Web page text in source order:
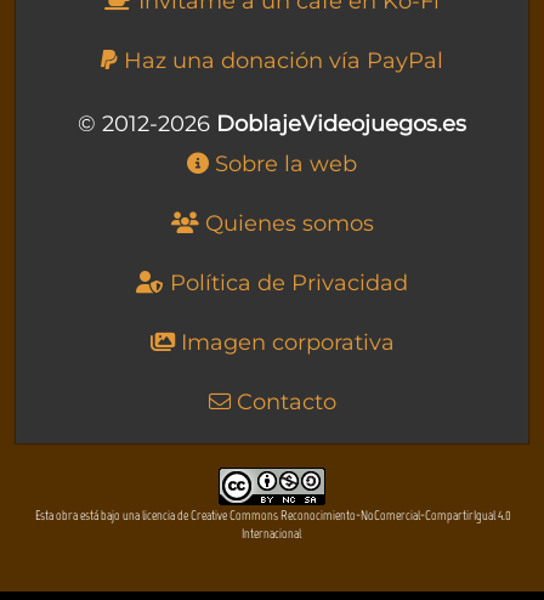
Haz una donación vía PayPal
© 2012-2026 DoblajeVideojuegos.es
Sobre la web
Quienes somos
Política de Privacidad
Imagen corporativa
Contacto
Esta obra está bajo una licencia de Creative Commons Reconocimiento-NoComercial-CompartirIgual 4.0
Internacional